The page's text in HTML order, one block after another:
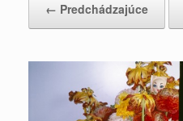
← Predchádzajúce